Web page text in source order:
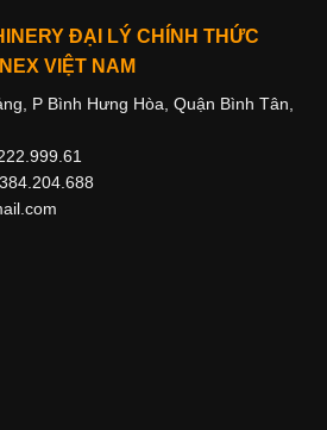
ĐẠI LÝ CHÍNH THỨC
VIỆT NAM
P Bình Hưng Hòa, Quận Bình Tân,